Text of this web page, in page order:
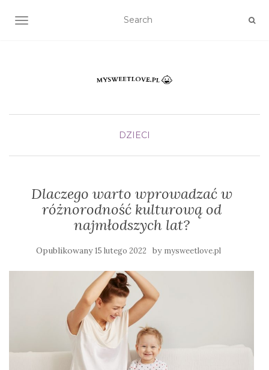
TOGGLE NAVIGATION
DZIECI
Dlaczego warto wprowadzać w
różnorodność kulturową od
najmłodszych lat?
Opublikowany15 lutego 2022 by mysweetlove.pl